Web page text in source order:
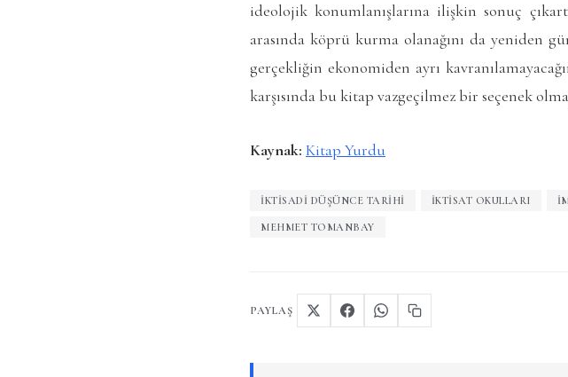
ideolojik konumlanışlarına ilişkin sonuç
arasında köprü kurma olanağını da yeniden
gerçekliğin ekonomiden ayrı
karşısında bu kitap vazgeçilmez bir seçenek
Kaynak: Kitap Yurdu
İKTISADI DÜŞÜNCE TARIHI IKTISAT OKULLARI
MEHMET TOMANBAY
PAYLAŞ